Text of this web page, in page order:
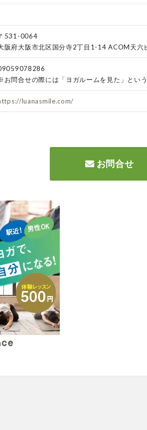
531-0064
阪府大阪市北区国分寺2丁目1-14 ACOM天六
お問合せの際には「ヨガルームを見た」という
luanasmile.com/
お問合せ